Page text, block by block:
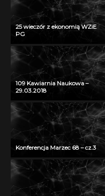
25 wieczór z ekonomią WZiE
PG
109 Kawiarnia Naukowa –
29.03.2018
Konferencja Marzec 68 – cz.3